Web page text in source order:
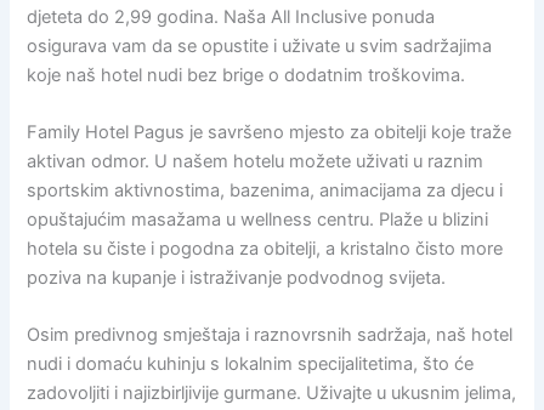
djeteta do 2,99 godina. Naša All Inclusive ponuda
osigurava vam da se opustite i uživate u svim sadržajima
koje naš hotel nudi bez brige o dodatnim troškovima.
Family Hotel Pagus je savršeno mjesto za obitelji koje traže
aktivan odmor. U našem hotelu možete uživati u raznim
sportskim aktivnostima, bazenima, animacijama za djecu i
opuštajućim masažama u wellness centru. Plaže u blizini
hotela su čiste i pogodna za obitelji, a kristalno čisto more
poziva na kupanje i istraživanje podvodnog svijeta.
Osim predivnog smještaja i raznovrsnih sadržaja, naš hotel
nudi i domaću kuhinju s lokalnim specijalitetima, što će
zadovoljiti i najizbirljivije gurmane. Uživajte u ukusnim jelima,